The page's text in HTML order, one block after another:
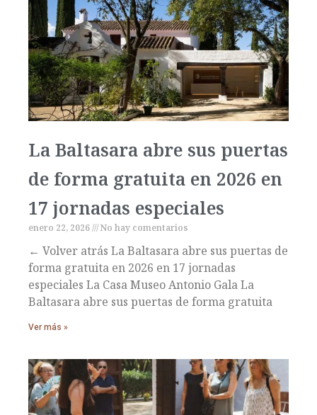
La Baltasara abre sus puertas
de forma gratuita en 2026 en
17 jornadas especiales
enero 22, 2026 No hay comentarios
← Volver atrás La Baltasara abre sus puertas de
forma gratuita en 2026 en 17 jornadas
especiales La Casa Museo Antonio Gala La
Baltasara abre sus puertas de forma gratuita
Ver más »